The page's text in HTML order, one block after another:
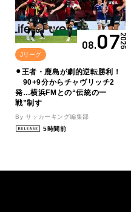
08.072026
Jリーグ
⚫︎王者・鹿島が劇的逆転勝利！
90+9分からチャヴリッチ2
発…横浜FMとの“伝統の一
戦”制す
By サッカーキング編集部
5時間前